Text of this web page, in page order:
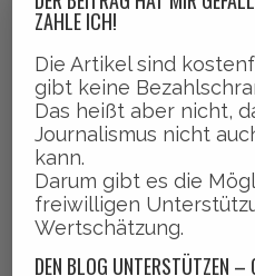
ZAHLE ICH!
Die Artikel sind
gibt keine
Das heißt aber nicht,
Journalismus nicht
kann.
Darum gibt es die
freiwilligen
Wertschätzung.
DEN BLOG UNTERSTÜTZEN –